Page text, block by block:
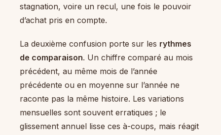
stagnation, voire un recul, une fois le pouvoir
d’achat pris en compte.
La deuxième confusion porte sur les rythmes
de comparaison. Un chiffre comparé au mois
précédent, au même mois de l’année
précédente ou en moyenne sur l’année ne
raconte pas la même histoire. Les variations
mensuelles sont souvent erratiques ; le
glissement annuel lisse ces à-coups, mais réagit